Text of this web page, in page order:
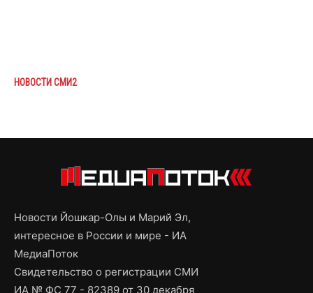
НОВОСТИ СМИ2
Новости Йошкар-Олы и Марий Эл,
интересное в России и мире - ИА
МедиаПоток
Свидетельство о регистрации СМИ
ИА № ФС 77 - 82389 от 30 декабря